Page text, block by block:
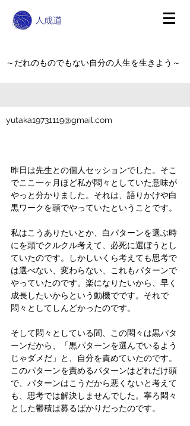
～だれのものでもない自分の人生を生きよう～
yutaka19731119@gmail.com
昨日は先生との個人セッションでした。そこ
でここ一ヶ月ほど私が悶々としていた意味が
やっと分かりました。それは、語りかけや白
黒ワークを頭でやっていたということです。
私はこうありたいとか、白パターンを選ぶ時
にを頭でクルクル考えて、必死に選ぼうとし
ていたのです。しかしいくら考えても思考で
は選べない、変わらない、これもパターンで
やっていたのです。楽になりたいから、早く
成長したいからという動機でです。それで
悶々としてしんどかったのです。
そして悶々としている間、この悶々は黒パタ
ーンだから、「黒パターンを選んでいるよう
じゃダメだ」と、自分を責めていたのです。
このパターンを責めるパターンはどれだけ頭
で、パターンはこうだから悪くないと考えて
も、思考では解決しませんでした。寧ろ悶々
とした鬱積は募るばかりだったのです。